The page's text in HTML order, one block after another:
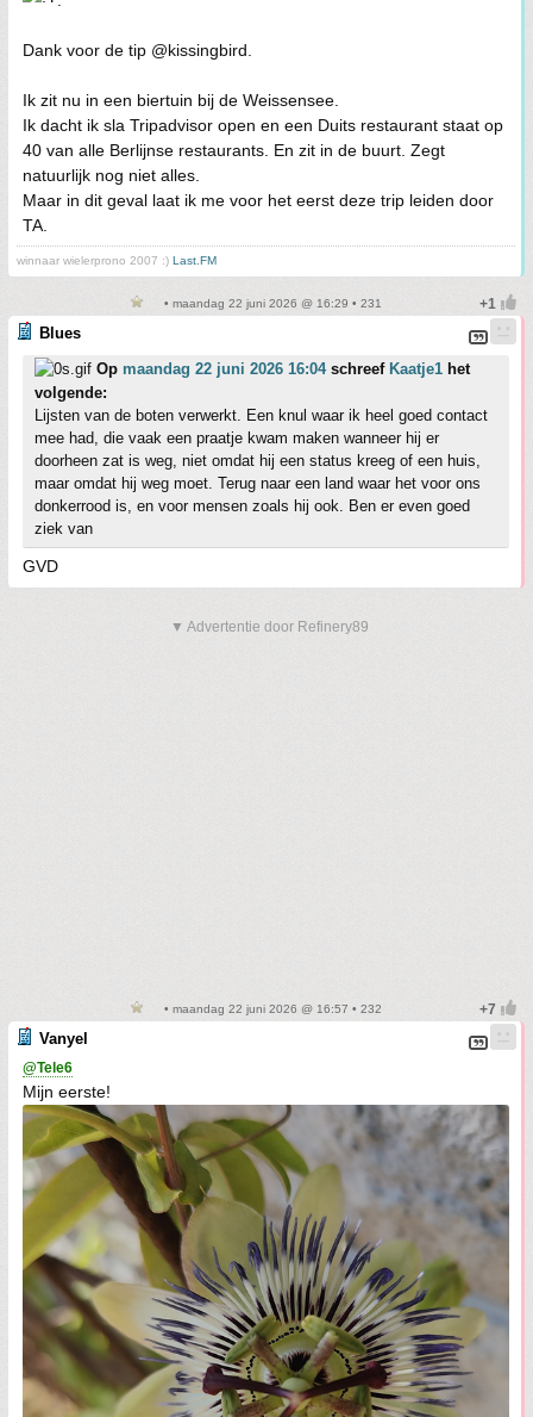
Dank voor de tip @kissingbird.
Ik zit nu in een biertuin bij de Weissensee.
Ik dacht ik sla Tripadvisor open en een Duits restaurant staat op
40 van alle Berlijnse restaurants. En zit in de buurt. Zegt
natuurlijk nog niet alles.
Maar in dit geval laat ik me voor het eerst deze trip leiden door
TA.
winnaar wielerprono 2007 :) Last.FM
• maandag 22 juni 2026 @ 16:29 • 231
Blues
Op maandag 22 juni 2026 16:04schreef Kaatje1 het
volgende:
Lijsten van de boten verwerkt. Een knul waar ik heel goed contact
mee had, die vaak een praatje kwam maken wanneer hij er
doorheen zat is weg, niet omdat hij een status kreeg of een huis,
maar omdat hij weg moet. Terug naar een land waar het voor ons
donkerrood is, en voor mensen zoals hij ook. Ben er even goed
ziek van
GVD
▼ Advertentie door Refinery89
• maandag 22 juni 2026 @ 16:57 • 232
Vanyel
@Tele6
Mijn eerste!